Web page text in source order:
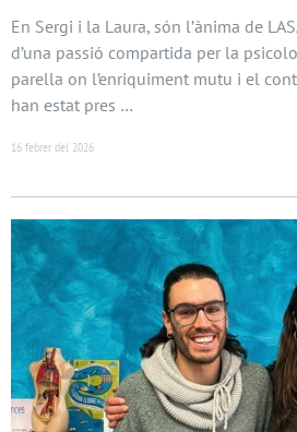
En Sergi i la Laura, són l’ànima de
d’una passió compartida per la
parella on l’enriquiment mutu i el
han estat pres …
16 febrer del 2026